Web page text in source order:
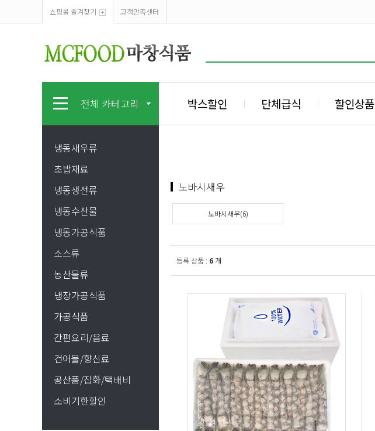
쇼핑몰 즐겨찾기 고객만족센터
전체 카테고리 박스할인 단체급식 할인상품
냉동새우류
초밥재료
냉동생선류
냉동수산물
냉동가공식품
소스류
농산물류
냉장가공식품
가공식품
간편요리/음료
건어물/향신료
공산품/잡화/택배비
소비기한할인
노바시새우
노바시새우(6)
등록 상품 : 6 개